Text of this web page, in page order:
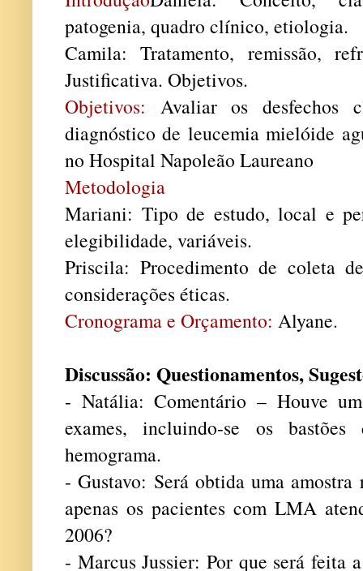
patogenia, quadro clínico, etiologia.
Camila: Tratamento, remissão,
Justificativa. Objetivos.
Objetivos: Avaliar os desfechos
diagnóstico de leucemia mielóide
no Hospital Napoleão Laureano
Metodologia
Mariani: Tipo de estudo, local e
elegibilidade, variáveis.
Priscila: Procedimento de coleta
considerações éticas.
Cronograma e Orçamento: Alyane.
Discussão: Questionamentos,
- Natália: Comentário – Houve
exames, incluindo-se os
hemograma.
- Gustavo: Será obtida uma amostra
apenas os pacientes com LMA
2006?
- Marcus Jussier: Por que será feita